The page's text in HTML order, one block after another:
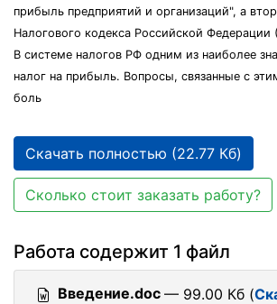
прибыль предприятий и организаций", а
Налогового кодекса Российской
В системе налогов РФ одним из наиболее
налог на прибыль. Вопросы, связанные с
боль
Скачать полностью (22.77 Кб)
Сколько стоит заказать работу?
Работа содержит 1 файл
Введение.doc — 99.00 Кб (